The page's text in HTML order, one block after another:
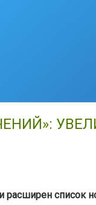
и расширен список